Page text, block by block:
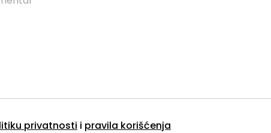
privatnosti i pravila korišćenja